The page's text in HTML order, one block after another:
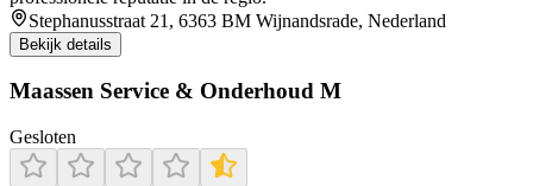
Stephanusstraat 21, 6363 BM Wijnandsrade, Nederland
Bekijk details
Maassen Service & Onderhoud M
Gesloten